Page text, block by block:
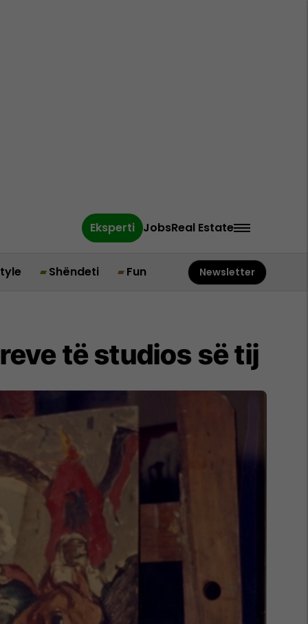
Eksperti JobsReal Estate
Shëndeti Fun Newsletter
të studios së tij